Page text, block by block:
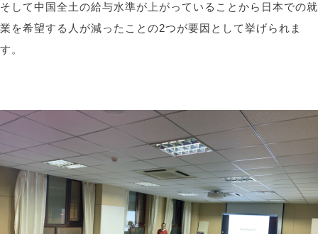
そして中国全土の給与水準が上がっていることから日本での就
業を希望する人が減ったことの2つが要因として挙げられま
す。